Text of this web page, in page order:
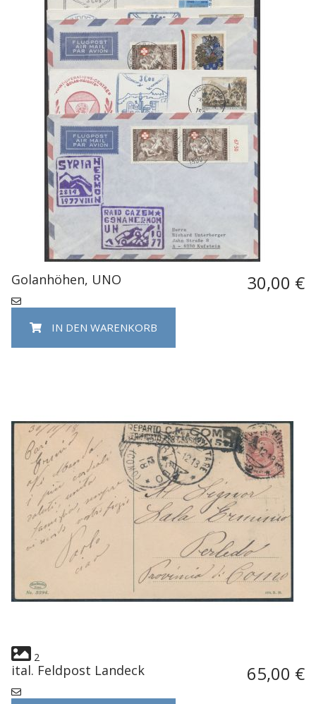
Golanhöhen, UNO 30,00 €
IN DEN WARENKORB
2
ital. Feldpost Landeck 65,00 €